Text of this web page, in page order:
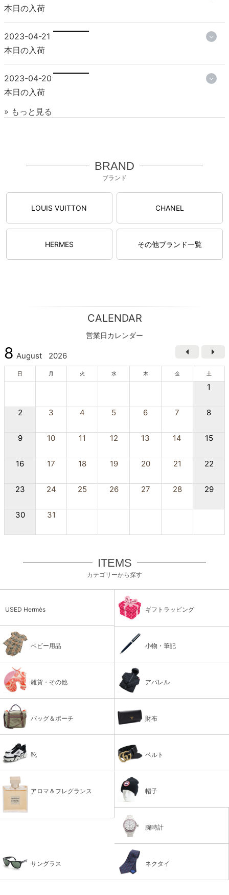
本日の入荷
2023-04-21
本日の入荷
2023-04-20
本日の入荷
» もっと見る
BRAND
ブランド
LOUIS VUITTON CHANEL
HERMES その他ブランド一覧
CALENDAR
営業日カレンダー
8 August 2026
日 月 火 水 木 金 土
1
2 3 4 5 6 7 8
9 10 11 12 13 14 15
16 17 18 19 20 21 22
23 24 25 26 27 28 29
30 31
ITEMS
カテゴリーから探す
USED Hermès ギフトラッピング
ベビー用品 小物・筆記
雑貨・その他 アパレル
バッグ＆ポーチ 財布
靴 ベルト
アロマ＆フレグランス 帽子
腕時計
サングラス ネクタイ